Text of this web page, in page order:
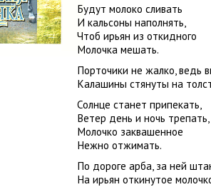
Будут молоко сливать
И кальсоны наполнять,
Чтоб ирьян из откидного
Молочка мешать.
Порточики не жалко, ведь
Калашины стянуты на
Солнце станет припекать,
Ветер день и ночь трепать,
Молочко заквашенное
Нежно отжимать.
По дороге арба, за ней
На ирьян откинутое